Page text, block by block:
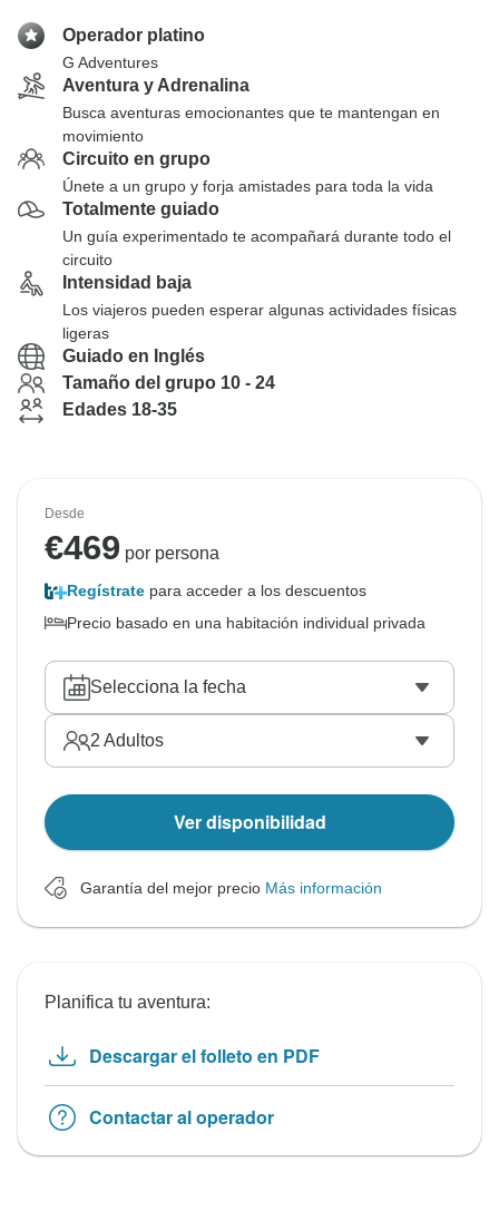
Operador platino
G Adventures
Aventura y Adrenalina
Busca aventuras emocionantes que te mantengan en
movimiento
Circuito en grupo
Únete a un grupo y forja amistades para toda la vida
Totalmente guiado
Un guía experimentado te acompañará durante todo el
circuito
Intensidad baja
Los viajeros pueden esperar algunas actividades físicas
ligeras
Guiado en Inglés
Tamaño del grupo 10 - 24
Edades 18-35
Desde
€469 por persona
Regístrate para acceder a los descuentos
Precio basado en una habitación individual privada
Selecciona la fecha
2 Adultos
Ver disponibilidad
Garantía del mejor precio Más información
Planifica tu aventura:
Descargar el folleto en PDF
Contactar al operador